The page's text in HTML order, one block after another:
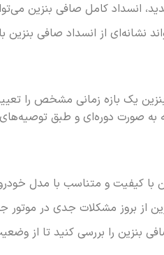
انسداد کامل صافی بنزین
نشانه‌ای از انسداد صافی بنزین
یک بازه زمانی مشخص را
به صورت دوره‌ای و طبق
با کیفیت و متناسب با مدل
از بروز مشکلات جدی در موتور
بنزین را بررسی کنید تا از